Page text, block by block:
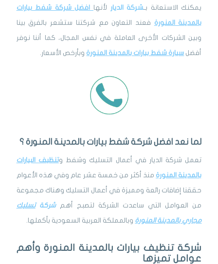
يمكنك الاستعانة بـشركة الديار لأنها افضل شركة شفط بيارات
بالمدينة المنورة فعند التعاون مع شركتنا ستشعر بالفرق بينا
وبين الشركات الأخرى العاملة في نفس المجال، كما أننا نوفر
أفضل سيارة شفط بيارات بالمدينة المنورة وبأرخص الأسعار.
لما نعد افضل شركة شفط بيارات بالمدينة المنورة ؟
تعمل شركة الديار في أعمال التسليك وشفط وتنظيف البيارات
بالمدينة المنورة منذ أكثر من خمسة عشر عام وفي هذه الأعوام
حققنا إضافات رائعة ومميزة في أعمال التسليك وهناك مجموعة
من العوامل التي ساعدت الشركة لتصبح أهمشركةتسليك
مجاري بالمدينة المنورة وبالمملكة العربية السعودية بأكملها.
شركة تنظيف بيارات بالمدينة المنورة وأهم
عوامل تميزها